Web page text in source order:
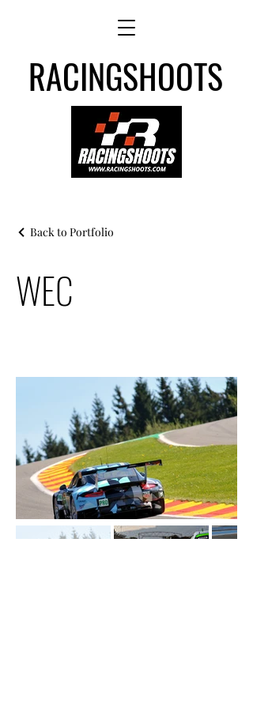
RACINGSHOOTS
Back to Portfolio
WEC